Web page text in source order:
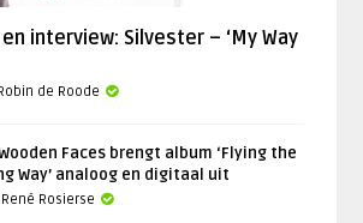
interview: Silvester – ‘My Way
Robin de Roode
Faces brengt album ‘Flying the
Way’ analoog en digitaal uit
René Rosierse